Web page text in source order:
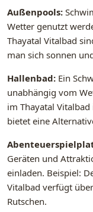
Außenpools:
Wetter genutzt
Thayatal Vitalbad
man sich sonnen
Hallenbad: Ein
unabhängig vom
im Thayatal
bietet eine
Geräten und
einladen. Beispiel:
Vitalbad verfügt
Rutschen.